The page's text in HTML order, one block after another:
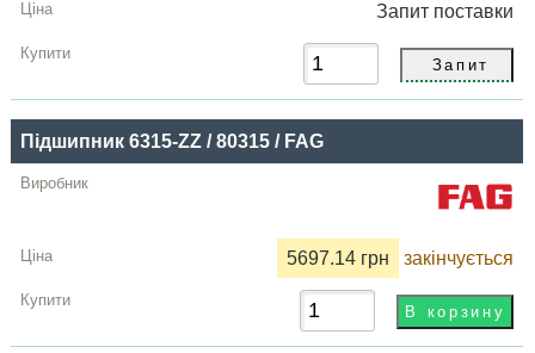
Запит поставки
Підшипник 6315-ZZ / 80315 / FAG
5697.14 грн закінчується